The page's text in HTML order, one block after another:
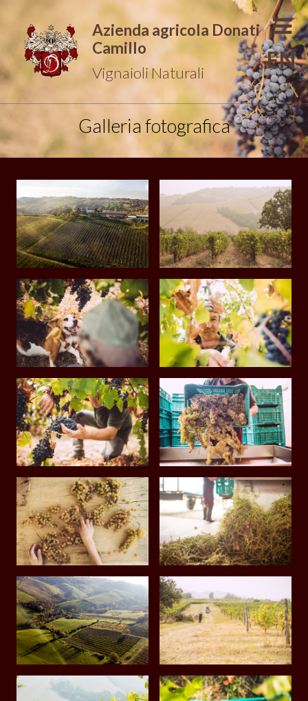
Azienda agricola Donati
Camillo
Vignaioli Naturali
Galleria fotografica
EN